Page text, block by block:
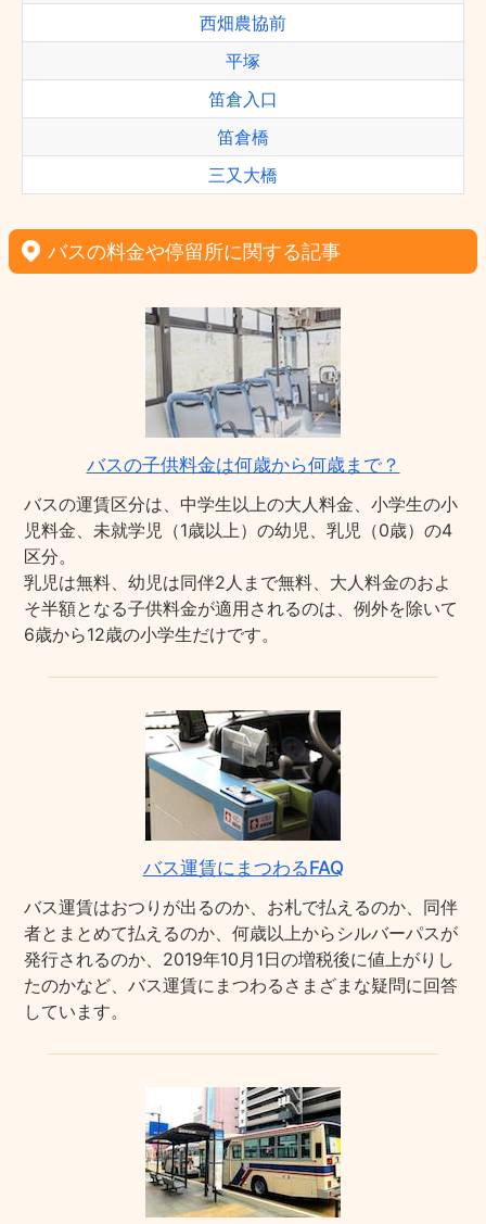
西畑農協前
平塚
笛倉入口
笛倉橋
三又大橋
バスの料金や停留所に関する記事
バスの子供料金は何歳から何歳まで？
バスの運賃区分は、中学生以上の大人料金、小学生の小
児料金、未就学児（1歳以上）の幼児、乳児（0歳）の4
区分。
乳児は無料、幼児は同伴2人まで無料、大人料金のおよ
そ半額となる子供料金が適用されるのは、例外を除いて
6歳から12歳の小学生だけです。
バス運賃にまつわるFAQ
バス運賃はおつりが出るのか、お札で払えるのか、同伴
者とまとめて払えるのか、何歳以上からシルバーパスが
発行されるのか、2019年10月1日の増税後に値上がりし
たのかなど、バス運賃にまつわるさまざまな疑問に回答
しています。